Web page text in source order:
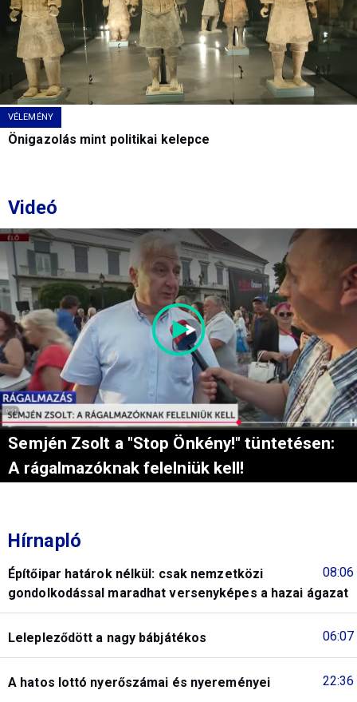
VÉLEMÉNY
Önigazolás mint politikai kelepce
Videó
Semjén Zsolt a "Stop Önkény!" tüntetésen:
A rágalmazóknak felelniük kell!
Hírnapló
08:06
Építőipar határok nélkül: csak nemzetközi
gondolkodással maradhat versenyképes a hazai ágazat
06:07
Lelepleződött a nagy bábjátékos
22:36
A hatos lottó nyerőszámai és nyereményei